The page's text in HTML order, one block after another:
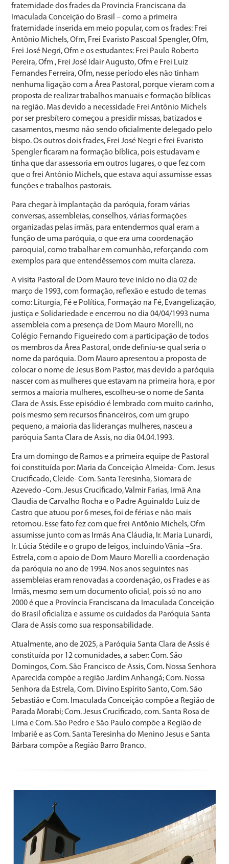
fraternidade dos frades da Provincia Franciscana da
Imaculada Conceição do Brasil – como a primeira
fraternidade inserida em meio popular, com os frades: Frei
Antônio Michels, Ofm, Frei Evaristo Pascoal Spengler, Ofm,
Frei José Negri, Ofm e os estudantes: Frei Paulo Roberto
Pereira, Ofm , Frei José Idair Augusto, Ofm e Frei Luiz
Fernandes Ferreira, Ofm, nesse período eles não tinham
nenhuma ligação com a Área Pastoral, porque vieram com a
proposta de realizar trabalhos manuais e formação bíblicas
na região. Mas devido a necessidade Frei Antônio Michels
por ser presbítero começou a presidir missas, batizados e
casamentos, mesmo não sendo oficialmente delegado pelo
bispo. Os outros dois frades, Frei José Negri e frei Evaristo
Spengler ficaram na formação bíblica, pois estudavam e
tinha que dar assessoria em outros lugares, o que fez com
que o frei Antônio Michels, que estava aqui assumisse essas
funções e trabalhos pastorais.
Para chegar à implantação da paróquia, foram várias
conversas, assembleias, conselhos, várias formações
organizadas pelas irmãs, para entendermos qual eram a
função de uma paróquia, o que era uma coordenação
paroquial, como trabalhar em comunhão, reforçando com
exemplos para que entendêssemos com muita clareza.
A visita Pastoral de Dom Mauro teve início no dia 02 de
março de 1993, com formação, reflexão e estudo de temas
como: Liturgia, Fé e Política, Formação na Fé, Evangelização,
justiça e Solidariedade e encerrou no dia 04/04/1993 numa
assembleia com a presença de Dom Mauro Morelli, no
Colégio Fernando Figueiredo com a participação de todos
os membros da Área Pastoral, onde definiu-se qual seria o
nome da paróquia. Dom Mauro apresentou a proposta de
colocar o nome de Jesus Bom Pastor, mas devido a paróquia
nascer com as mulheres que estavam na primeira hora, e por
sermos a maioria mulheres, escolheu-se o nome de Santa
Clara de Assis. Esse episódio é lembrado com muito carinho,
pois mesmo sem recursos financeiros, com um grupo
pequeno, a maioria das lideranças mulheres, nasceu a
paróquia Santa Clara de Assis, no dia 04.04.1993.
Era um domingo de Ramos e a primeira equipe de Pastoral
foi constituída por: Maria da Conceição Almeida- Com. Jesus
Crucificado, Cleide- Com. Santa Teresinha, Siomara de
Azevedo -Com. Jesus Crucificado, Valmir Farias, Irmã Ana
Claudia de Carvalho Rocha e o Padre Aguinaldo Luiz de
Castro que atuou por 6 meses, foi de férias e não mais
retornou. Esse fato fez com que frei Antônio Michels, Ofm
assumisse junto com as Irmãs Ana Cláudia, Ir. Maria Lunardi,
Ir. Lúcia Stédile e o grupo de leigos, incluindo Vânia –Sra.
Estrela, com o apoio de Dom Mauro Morelli a coordenação
da paróquia no ano de 1994. Nos anos seguintes nas
assembleias eram renovadas a coordenação, os Frades e as
Irmãs, mesmo sem um documento oficial, pois só no ano
2000 é que a Província Franciscana da Imaculada Conceição
do Brasil oficializa e assume os cuidados da Paróquia Santa
Clara de Assis como sua responsabilidade.
Atualmente, ano de 2025, a Paróquia Santa Clara de Assis é
constituída por 12 comunidades, a saber: Com. São
Domingos, Com. São Francisco de Assis, Com. Nossa Senhora
Aparecida compõe a região Jardim Anhangá; Com. Nossa
Senhora da Estrela, Com. Divino Espírito Santo, Com. São
Sebastião e Com. Imaculada Conceição compõe a Região de
Parada Morabi; Com. Jesus Crucificado, com. Santa Rosa de
Lima e Com. São Pedro e São Paulo compõe a Região de
Imbariê e as Com. Santa Teresinha do Menino Jesus e Santa
Bárbara compõe a Região Barro Branco.